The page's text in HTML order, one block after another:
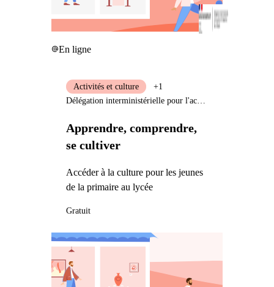
En ligne
Apprendre, comprendre,
se cultiver
Accéder à la culture pour les jeunes
de la primaire au lycée
Activités et culture
+1
Délégation interministérielle pour l'accueil et l'intégration des réfugiés
Gratuit